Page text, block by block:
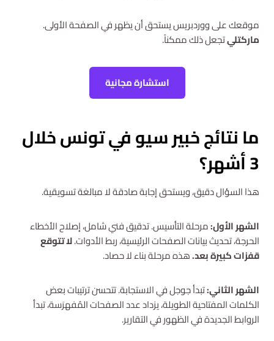
موقعك على ووردبريس يستحق أن يظهر في الصفحة الأولى.
ماركتليتجعل ذلك ممكناً.
استشارة مجانية
ما نتائج خبير سيو في تونس خلال
3 أشهر؟
هذا السؤال دقيق، ويستحق إجابة صادقة لا مبالغة تسويقية.
الشهر الأول:مرحلة التأسيس. تدقيق فني شامل، إصلاح الأخطاء
الحرجة، تحديث بيانات الصفحات الرئيسية، ربط الأدوات.لا تتوقع
قفزات كبيرة بعد.هذه مرحلة بناء لا حصاد.
الشهر الثاني:تبدأ جوجل في الاستجابة. تتحسن ترتيبات بعض
الكلمات المفتاحية الطويلة، يزداد عدد الصفحات المُفهرَسة، تبدأ
الروابط الجديدة في الظهور في التقارير.